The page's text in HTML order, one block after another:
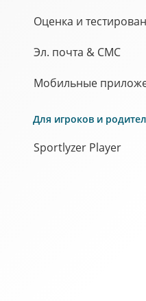
Оценка и
Эл. почта & СМС
Мобильные
Для игроков и
Sportlyzer Player